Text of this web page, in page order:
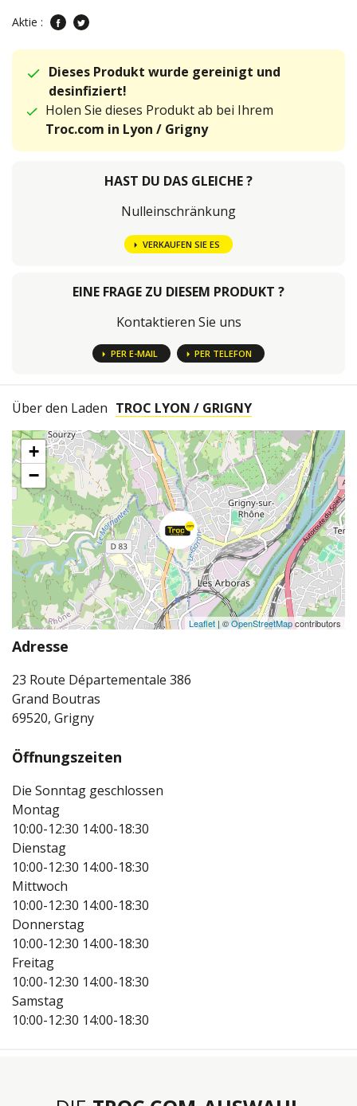
Aktie :
Dieses Produkt wurde gereinigt und
desinfiziert!
Holen Sie dieses Produkt ab bei Ihrem
Troc.com in Lyon / Grigny
HAST DU DAS GLEICHE ?
Nulleinschränkung
VERKAUFEN SIE ES
EINE FRAGE ZU DIESEM PRODUKT ?
Kontaktieren Sie uns
PER E-MAIL PER TELEFON
Über den Laden TROC LYON / GRIGNY
+
−
Leaflet | ©OpenStreetMapcontributors
Adresse
23 Route Départementale 386
Grand Boutras
69520, Grigny
Öffnungszeiten
Die Sonntag geschlossen
Montag
10:00-12:30 14:00-18:30
Dienstag
10:00-12:30 14:00-18:30
Mittwoch
10:00-12:30 14:00-18:30
Donnerstag
10:00-12:30 14:00-18:30
Freitag
10:00-12:30 14:00-18:30
Samstag
10:00-12:30 14:00-18:30